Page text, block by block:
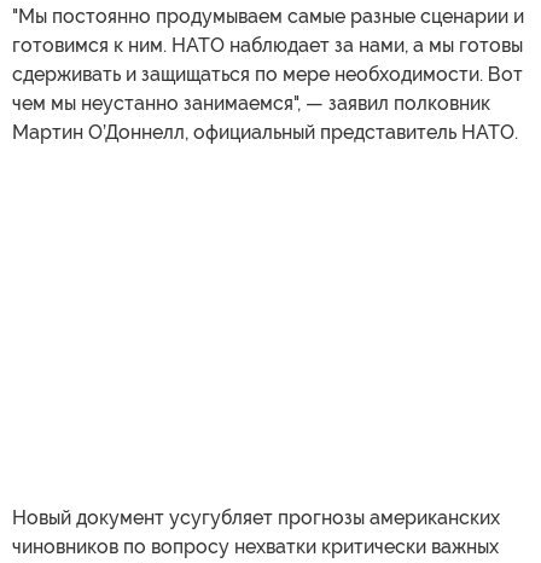
"Мы постоянно продумываем самые разные сценарии и
готовимся к ним. НАТО наблюдает за нами, а мы готовы
сдерживать и защищаться по мере необходимости. Вот
чем мы неустанно занимаемся", — заявил полковник
Мартин О’Доннелл, официальный представитель НАТО.
Новый документ усугубляет прогнозы американских
чиновников по вопросу нехватки критически важных